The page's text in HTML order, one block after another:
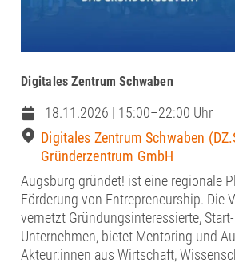
Digitales Zentrum Schwaben
18.11.2026 | 15:00–22:00 Uhr
Digitales Zentrum Schwaben
Gründerzentrum GmbH
Augsburg gründet! ist eine regionale
Förderung von Entrepreneurship. Die
vernetzt Gründungsinteressierte,
Unternehmen, bietet Mentoring und
Akteur:innen aus Wirtschaft,